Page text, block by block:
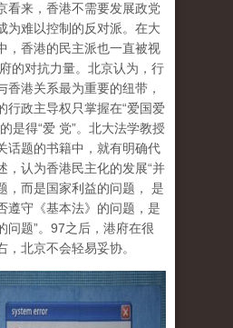
看来，香港不需要发展政党
为难以控制的反对派。在大
，香港的民主派也一直被视
的对抗力量。北京认为，行
香港关系最为重要的纽带，
行政主导权只掌握在“爱国爱
是得“爱 党”。北大法学教授
话题的书籍中，就有明确代
，认为香港民主化的发展“并
，而是国家利益的问题， 是
遵守《基本法》的问题，是
问题”。97之后，港府在很
，北京不会轻易妥协。